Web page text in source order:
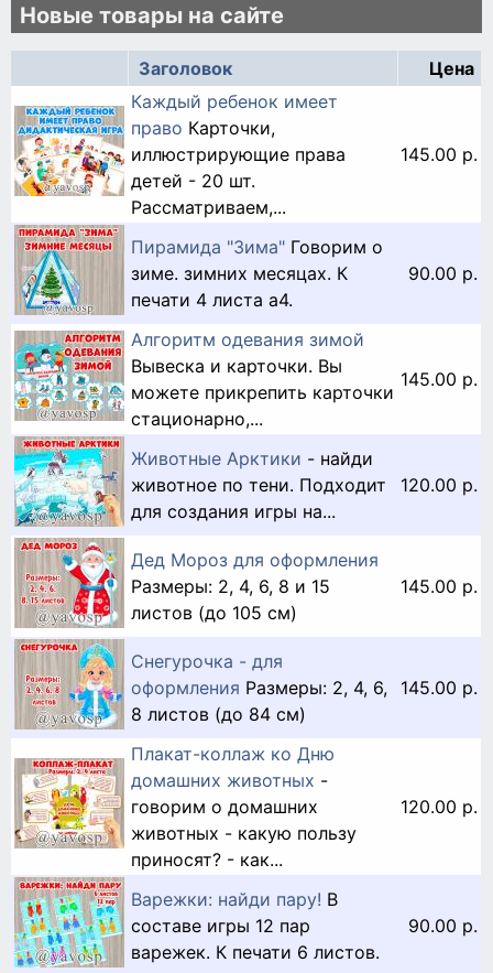
Новые товары на сайте
Заголовок
Цена
Каждый ребенок имеет
право Карточки,
иллюстрирующие права
детей - 20 шт.
Рассматриваем,...
145.00 р.
Пирамида "Зима" Говорим о
зиме. зимних месяцах. К
печати 4 листа а4.
90.00 р.
Алгоритм одевания зимой
Вывеска и карточки. Вы
можете прикрепить карточки
стационарно,...
145.00 р.
Животные Арктики - найди
животное по тени. Подходит
для создания игры на...
120.00 р.
Дед Мороз для оформления
Размеры: 2, 4, 6, 8 и 15
листов (до 105 см)
145.00 р.
Снегурочка - для
оформления Размеры: 2, 4, 6,
8 листов (до 84 см)
145.00 р.
Плакат-коллаж ко Дню
домашних животных -
говорим о домашних
животных - какую пользу
приносят? - как...
120.00 р.
Варежки: найди пару! В
составе игры 12 пар
варежек. К печати 6 листов.
90.00 р.